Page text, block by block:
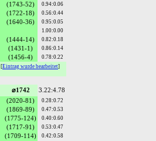
(1743-52) 0.94:0.06
(1722-18) 0.56:0.44
(1640-36) 0.95:0.05
1.00:0.00
(1444-14) 0.82:0.18
(1431-1) 0.86:0.14
(1456-4) 0.78:0.22
[Eintrag wurde bearbeitet]
⌀1742
3.22:4.78
(2020-81) 0.28:0.72
(1869-89) 0.47:0.53
(1775-124) 0.40:0.60
(1717-91) 0.53:0.47
(1709-114) 0.42:0.58